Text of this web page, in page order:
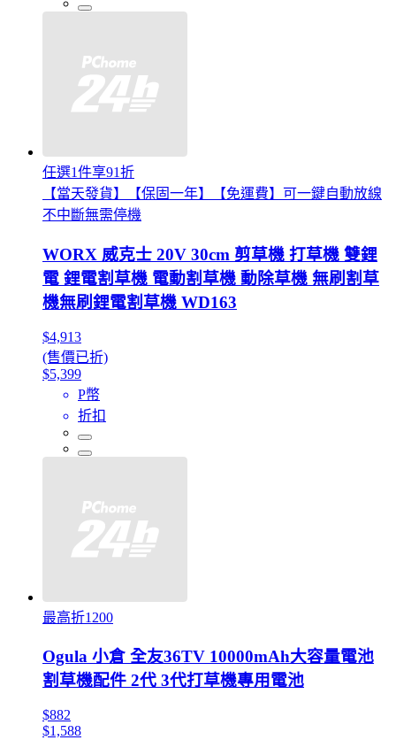
任選1件享91折
【當天發貨】【保固一年】【免運費】可一鍵自動放線
不中斷無需停機
WORX 威克士 20V 30cm 剪草機 打草機 雙鋰
電 鋰電割草機 電動割草機 動除草機 無刷割草
機無刷鋰電割草機 WD163
$4,913
(售價已折)
$5,399
P幣
折扣
最高折1200
Ogula 小倉 全友36TV 10000mAh大容量電池
割草機配件 2代 3代打草機專用電池
$882
$1,588